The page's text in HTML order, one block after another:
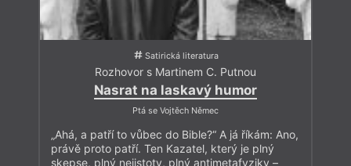
Satirická literatura
Rozhovor s Martinem C. Putnou
Nasrat na laskavý humor
Ptá se Vojtěch Němec
„Ahá, a patří to vůbec do Bible?“ A já říkám: Ano,
právě proto patří. Ten Kazatel, který je plný
skepse, plný nejistoty, plný antimetafyziky –